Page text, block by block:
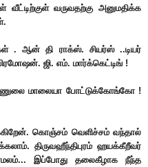
வருவதற்கு அனுமதிக்க
. ஆன் தி ராக்ஸ். சியர்ஸ் ..டியர்
ஜி. எம். மார்க்கெட்டிங் !
மாலையா போட்டுக்கோங்கோ !
கொஞ்சம் வெளிச்சம் வந்தால்
திருவஹீந்திபுரம் ஹயக்கீறீவர்
இப்போது தலைகீழாக நீந்த